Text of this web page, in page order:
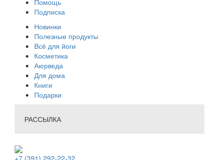
Подписка
Новинки
Полезные продукты
Всё для йоги
Косметика
Аюрведа
Для дома
Книги
Подарки
РАССЫЛКА
+7 (391) 292-22-32